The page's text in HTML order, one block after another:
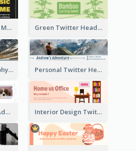
Yellow And White Music Instrument Twitter Header About Orchestra Performance Green Twitter Header With Bamboo Decoration
Simple Photography Twitter Header Promoting Travelling Personal Twitter Header Of Hiker
Green And Gold Adoption Promotion Header Design Interior Design Twitter Header In Warm Colour Tone